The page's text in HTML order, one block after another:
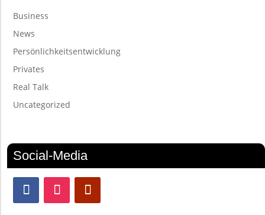
Business
News
Persönlichkeitsentwicklung
Privates
Real Talk
Uncategorized
Social-Media